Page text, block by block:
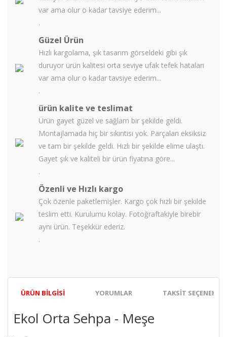
var ama olur o kadar tavsiye ederim...
.
Güzel Ürün
Hızlı kargolama, şık tasarım görseldeki gibi şık
duruyor ürün kalitesi orta seviye ufak tefek hataları
var ama olur o kadar tavsiye ederim...
.
ürün kalite ve teslimat
Ürün gayet güzel ve sağlam bir şekilde geldi.
Montajlamada hiç bir sıkıntısı yok. Parçaları eksiksiz
ve tam bir şekilde geldi. Hızlı bir şekilde elime ulaştı.
Gayet şık ve kaliteli bir ürün fiyatına göre...
.
Özenli ve Hızlı kargo
Çok özenle paketlemişler. Kargo çok hızlı bir şekilde
teslim etti. Kurulumu kolay. Fotoğraftakiyle birebir
aynı ürün. Teşekkür ederiz.
.
ÜRÜN BILGISI YORUMLAR TAKSIT
Ekol Orta Sehpa - Meşe